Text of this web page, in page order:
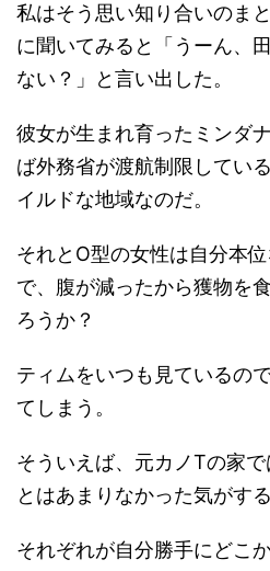
私はそう思い知り合いのま
に聞いてみると「うーん、
ない？」と言い出した。
彼女が生まれ育ったミンダ
ば外務省が渡航制限してい
イルドな地域なのだ。
それとO型の女性は自分本
で、腹が減ったから獲物を
ろうか？
ティムをいつも見ているの
てしまう。
そういえば、元カノTの家
とはあまりなかった気がする
それぞれが自分勝手にどこ